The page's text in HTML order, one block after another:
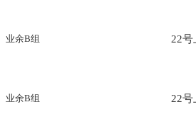
业余B组 22号
业余B组 22号